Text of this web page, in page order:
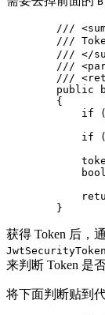
///
///
/// </
///
///
public
        {
if
if
        }
获得 Token 后，
来判断 Token 是
将下面判断贴到